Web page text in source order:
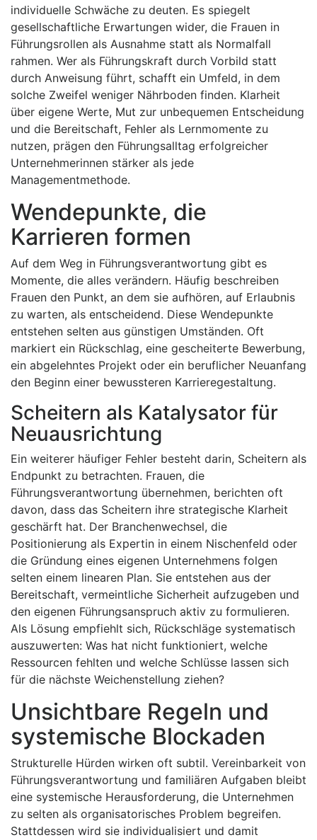
individuelle Schwäche zu deuten. Es spiegelt
gesellschaftliche Erwartungen wider, die Frauen in
Führungsrollen als Ausnahme statt als Normalfall
rahmen. Wer als Führungskraft durch Vorbild statt
durch Anweisung führt, schafft ein Umfeld, in dem
solche Zweifel weniger Nährboden finden. Klarheit
über eigene Werte, Mut zur unbequemen Entscheidung
und die Bereitschaft, Fehler als Lernmomente zu
nutzen, prägen den Führungsalltag erfolgreicher
Unternehmerinnen stärker als jede
Managementmethode.
Wendepunkte, die
Karrieren formen
Auf dem Weg in Führungsverantwortung gibt es
Momente, die alles verändern. Häufig beschreiben
Frauen den Punkt, an dem sie aufhören, auf Erlaubnis
zu warten, als entscheidend. Diese Wendepunkte
entstehen selten aus günstigen Umständen. Oft
markiert ein Rückschlag, eine gescheiterte Bewerbung,
ein abgelehntes Projekt oder ein beruflicher Neuanfang
den Beginn einer bewussteren Karrieregestaltung.
Scheitern als Katalysator für
Neuausrichtung
Ein weiterer häufiger Fehler besteht darin, Scheitern als
Endpunkt zu betrachten. Frauen, die
Führungsverantwortung übernehmen, berichten oft
davon, dass das Scheitern ihre strategische Klarheit
geschärft hat. Der Branchenwechsel, die
Positionierung als Expertin in einem Nischenfeld oder
die Gründung eines eigenen Unternehmens folgen
selten einem linearen Plan. Sie entstehen aus der
Bereitschaft, vermeintliche Sicherheit aufzugeben und
den eigenen Führungsanspruch aktiv zu formulieren.
Als Lösung empfiehlt sich, Rückschläge systematisch
auszuwerten: Was hat nicht funktioniert, welche
Ressourcen fehlten und welche Schlüsse lassen sich
für die nächste Weichenstellung ziehen?
Unsichtbare Regeln und
systemische Blockaden
Strukturelle Hürden wirken oft subtil. Vereinbarkeit von
Führungsverantwortung und familiären Aufgaben bleibt
eine systemische Herausforderung, die Unternehmen
zu selten als organisatorisches Problem begreifen.
Stattdessen wird sie individualisiert und damit